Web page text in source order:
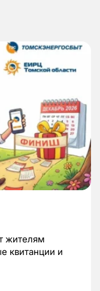
жителям
квитанции и